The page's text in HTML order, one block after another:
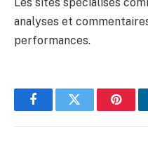
analyses et
performances.
FacebookTwitter